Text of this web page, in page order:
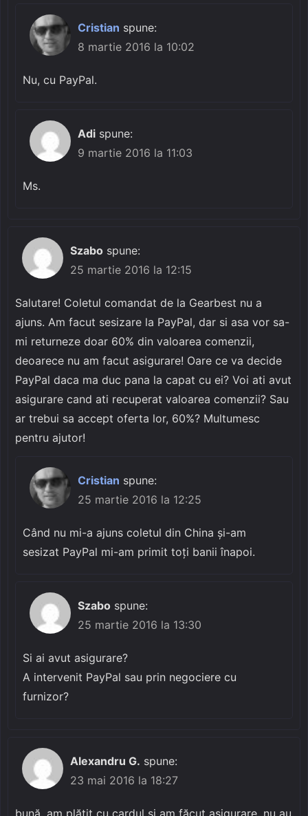
Cristian spune:
8 martie 2016 la 10:02
Nu, cu PayPal.
Adi spune:
9 martie 2016 la 11:03
Ms.
Szabo spune:
25 martie 2016 la 12:15
Salutare! Coletul comandat de la Gearbest nu a
ajuns. Am facut sesizare la PayPal, dar si asa vor sa-
mi returneze doar 60% din valoarea comenzii,
deoarece nu am facut asigurare! Oare ce va decide
PayPal daca ma duc pana la capat cu ei? Voi ati avut
asigurare cand ati recuperat valoarea comenzii? Sau
ar trebui sa accept oferta lor, 60%? Multumesc
pentru ajutor!
Cristian spune:
25 martie 2016 la 12:25
Când nu mi-a ajuns coletul din China și-am
sesizat PayPal mi-am primit toți banii înapoi.
Szabo spune:
25 martie 2016 la 13:30
Si ai avut asigurare?
A intervenit PayPal sau prin negociere cu
furnizor?
Alexandru G. spune:
23 mai 2016 la 18:27
bună. am plătit cu cardul și am făcut asigurare. nu au